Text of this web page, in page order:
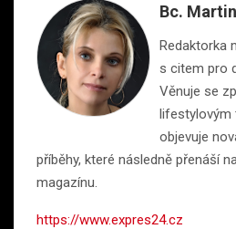
Bc.
Redaktorka
s citem pro
Věnuje se
lifestylovým
objevuje
příběhy, které následně přenáší
magazínu.
https://www.expres24.cz